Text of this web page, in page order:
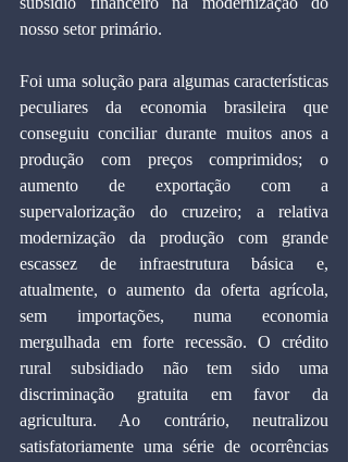
nosso setor primário.
Foi uma solução para algumas características
peculiares da economia brasileira que
conseguiu conciliar durante muitos anos a
produção com preços comprimidos; o
aumento de exportação com a
supervalorização do cruzeiro; a relativa
modernização da produção com grande
escassez de infraestrutura básica e,
atualmente, o aumento da oferta agrícola,
sem importações, numa economia
mergulhada em forte recessão. O crédito
rural subsidiado não tem sido uma
discriminação gratuita em favor da
agricultura. Ao contrário, neutralizou
satisfatoriamente uma série de ocorrências